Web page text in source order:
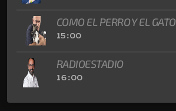
COMO EL PERRO Y EL GATO
15:00
RADIOESTADIO
16:00